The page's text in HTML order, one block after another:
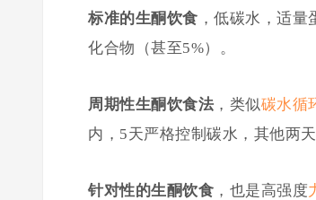
标准的生酮饮食 ，低碳水，适
化合物（甚至5%）。
周期性生酮饮食法 ，类似碳水循
内，5天严格控制碳水，其他两
针对性的生酮饮食 ，也是高强度